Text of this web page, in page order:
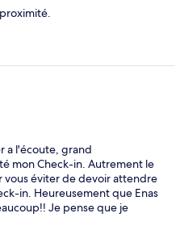
a l'écoute, grand
mon Check-in. Autrement le
vous éviter de devoir attendre
in. Heureusement que Enas
Je pense que je